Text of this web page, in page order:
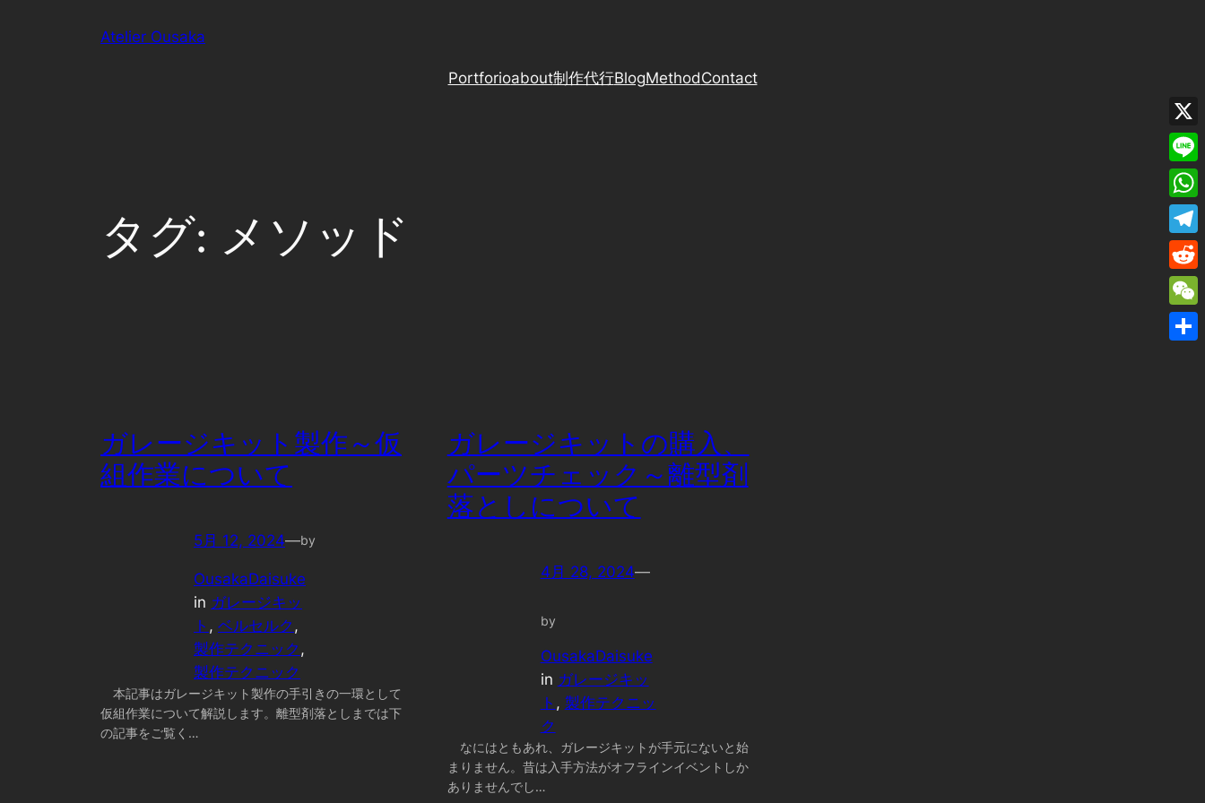
Atelier Ousaka
Portforioabout制作代行BlogMethodContact
タグ: メソッド
ガレージキット製作～仮
組作業について
5月 12, 2024—by
OusakaDaisuke
in ガレージキッ
ト , ベルセルク
製作テクニック
製作テクニック
本記事はガレージキット製作の手引きの一環として
仮組作業について解説します。離型剤落としまでは下
の記事をご覧く…
ガレージキットの購入、
パーツチェック～離型剤
落としについて
4月 28, 2024—
by
OusakaDaisuke
in ガレージキッ
ト , 製作テクニッ
ク
なにはともあれ、ガレージキットが手元にないと始
まりません。昔は入手方法がオフラインイベントしか
ありませんでし…
X
Line